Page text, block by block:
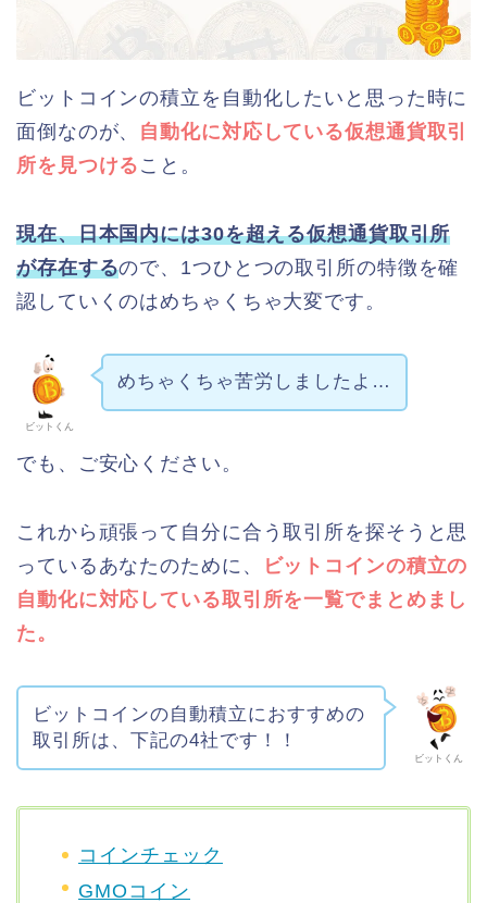
ビットコインの積立を自動化したいと思った時に
面倒なのが、 自動化に対応している仮想通貨取引
所を見つける こと。
現在、日本国内には30を超える仮想通貨取引所
が存在するので、1つひとつの取引所の特徴を確
認していくのはめちゃくちゃ大変です。
ビットくん
めちゃくちゃ苦労しましたよ…
でも、ご安心ください。
これから頑張って自分に合う取引所を探そうと思
っているあなたのために、
ビットコインの積立の
自動化に対応している取引所を一覧でまとめまし
た。
ビットくん
ビットコインの自動積立におすすめの
取引所は、下記の4社です！！
コインチェック
GMOコイン